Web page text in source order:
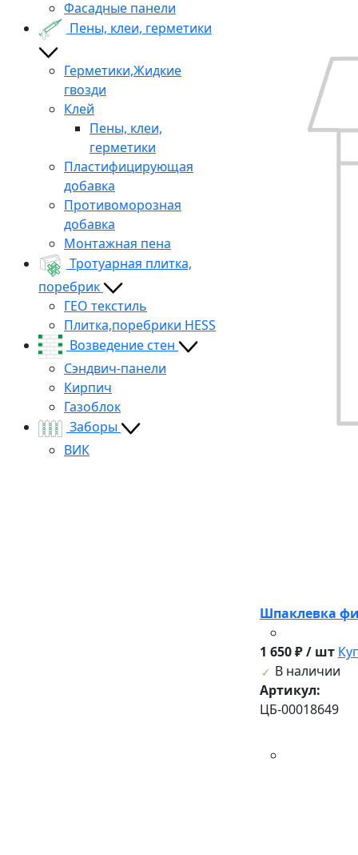
Фасадные панели
Пены, клеи, герметики
Герметики,Жидкие
гвозди
Клей
Пены, клеи,
герметики
Пластифицирующая
добавка
Противоморозная
добавка
Монтажная пена
Тротуарная плитка,
поребрик
ГЕО текстиль
Плитка,поребрики HESS
Возведение стен
Сэндвич-панели
Кирпич
Газоблок
Заборы
ВИК
Шпаклевка
1 650 ₽ / шт
В наличии
Артикул:
ЦБ-00018649